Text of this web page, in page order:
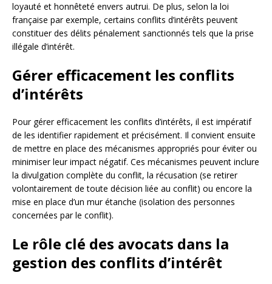
loyauté et honnêteté envers autrui. De plus, selon la loi
française par exemple, certains conflits d’intérêts peuvent
constituer des délits pénalement sanctionnés tels que la prise
illégale d’intérêt.
Gérer efficacement les conflits
d’intérêts
Pour gérer efficacement les conflits d’intérêts, il est impératif
de les identifier rapidement et précisément. Il convient ensuite
de mettre en place des mécanismes appropriés pour éviter ou
minimiser leur impact négatif. Ces mécanismes peuvent inclure
la divulgation complète du conflit, la récusation (se retirer
volontairement de toute décision liée au conflit) ou encore la
mise en place d’un mur étanche (isolation des personnes
concernées par le conflit).
Le rôle clé des avocats dans la
gestion des conflits d’intérêt